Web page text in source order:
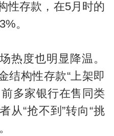
性存款，在5月时的
。
热度也明显降温。
结构性存款“上架即
多家银行在售同类
从“抢不到”转向“挑